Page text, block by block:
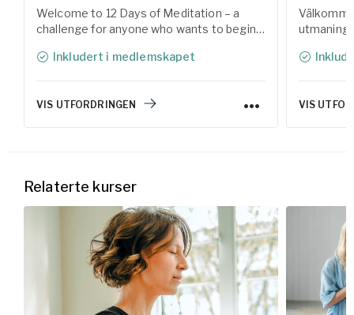
Welcome to 12 Days of Meditation – a
challenge for anyone who wants to begin a
the calm within. During the 12 days, you'll
teachers.
Inkludert i medlemskapet
VIS UTFORDRINGEN
utmaning
Under 12
VIS
Relaterte kurser